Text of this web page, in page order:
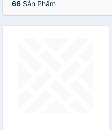
66 Sản Phẩm